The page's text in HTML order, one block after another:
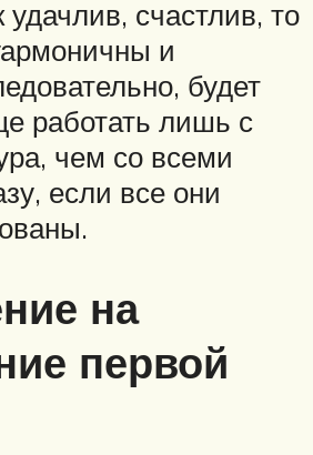
счастлив, то
и
будет
работать лишь с
чем со всеми
если все они
на
первой